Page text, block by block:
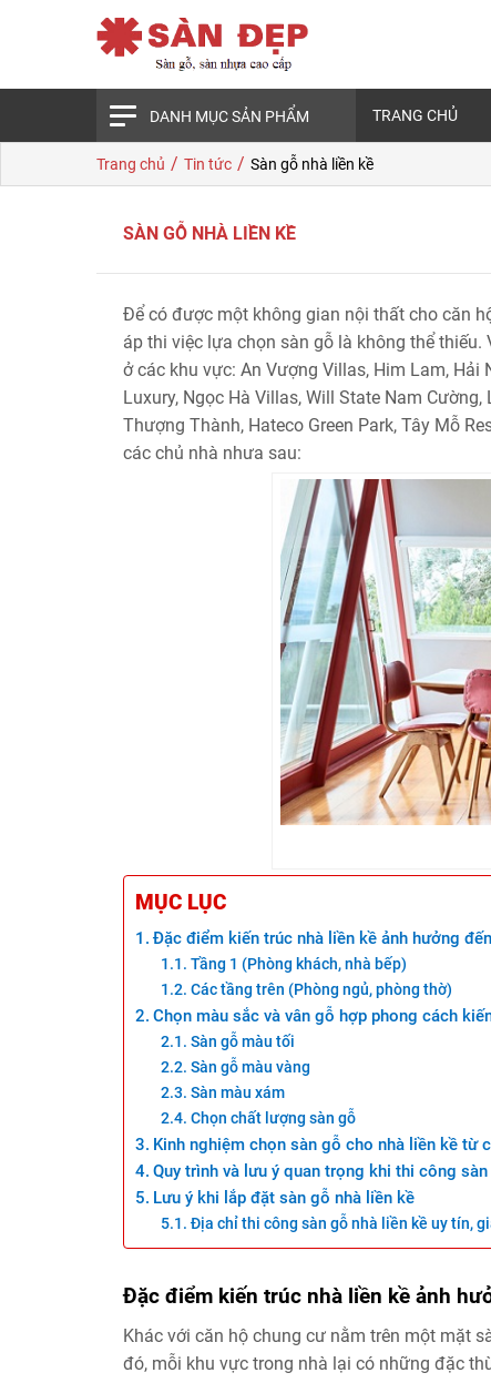
DANH MỤC SẢN PHẨM TRANG CHỦ
Trang chủ / Tin tức / Sàn gỗ nhà liền kề
SÀN GỖ NHÀ LIỀN KỀ
Để có được một không gian nội thất cho căn
áp thi việc lựa chọn sàn gỗ là không thể
ở các khu vực: An Vượng Villas, Him Lam, Hải
Luxury, Ngọc Hà Villas, Will State Nam
Thượng Thành, Hateco Green Park, Tây Mỗ
các chủ nhà nhưa sau:
MỤC LỤC
Đặc điểm kiến trúc nhà liền kề ảnh hưởng
Tầng 1 (Phòng khách, nhà bếp)
Các tầng trên (Phòng ngủ, phòng thờ)
Chọn màu sắc và vân gỗ hợp phong cách
Sàn gỗ màu tối
Sàn gỗ màu vàng
Sàn màu xám
Chọn chất lượng sàn gỗ
Kinh nghiệm chọn sàn gỗ cho nhà liền kề từ
Quy trình và lưu ý quan trọng khi thi công
Lưu ý khi lắp đặt sàn gỗ nhà liền kề
Địa chỉ thi công sàn gỗ nhà liền kề uy tín,
Đặc điểm kiến trúc nhà liền kề ảnh
Khác với căn hộ chung cư nằm trên một mặt
đó, mỗi khu vực trong nhà lại có những đặc